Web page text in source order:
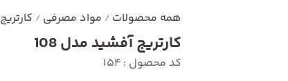
همه محصولات / مواد مصرفی / کارتریج
کارتریج آفشید مدل 108
کد محصول : 154